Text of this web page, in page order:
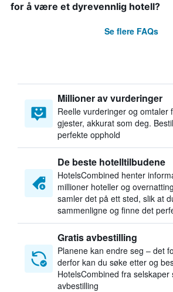
for å være et dyrevennlig hotell?
Se flere FAQs
Millioner av vurderinger
Reelle vurderinger og omtaler
gjester, akkurat som deg.
perfekte opphold
De beste hotelltilbudene
HotelsCombined henter
millioner hoteller og
samler det på ett sted, slik at
sammenligne og finne det
Gratis avbestilling
Planene kan endre seg – det
derfor kan du søke etter og
HotelsCombined fra
avbestilling